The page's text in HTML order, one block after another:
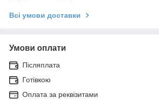
Всі умови доставки
Умови оплати
Післяплата
Готівкою
Оплата за реквізитами